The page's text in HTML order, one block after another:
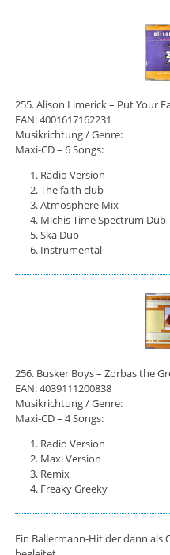
255. Alison Limerick – Put Your
EAN: 4001617162231
Musikrichtung / Genre:
Maxi-CD – 6 Songs:
Radio Version
The faith club
Atmosphere Mix
Michis Time Spectrum Dub
Ska Dub
Instrumental
256. Busker Boys – Zorbas the
EAN: 4039111200838
Musikrichtung / Genre:
Maxi-CD – 4 Songs:
Radio Version
Maxi Version
Remix
Freaky Greeky
Ein Ballermann-Hit der dann als